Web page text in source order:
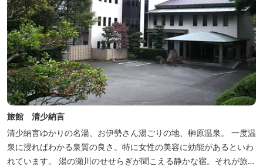
旅館 清少納言
清少納言ゆかりの名湯、お伊勢さん湯ごりの地、榊原温泉。 一度温
泉に浸ればわかる泉質の良さ。特に女性の美容に効能があるといわ
れています。 湯の瀬川のせせらぎが聞こえる静かな宿。それが旅